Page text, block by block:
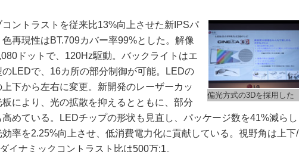
偏光方式の3Dを採用した
ントラストを従来比13%向上させた新IPSパ
再現性はBT.709カバー率99%とした。解像
ドットで、120Hz駆動。バックライトはエ
のLEDで、16カ所の部分制御が可能。LEDの
下から左右に変更。新開発のレーザーカッ
により、光の拡散を抑えるとともに、部分
めている。LEDチップの形状も見直し、パッケージ数を41%減らし
率を2.25%向上させ、低消費電力化に貢献している。視野角は上下/
イナミックコントラスト比は500万:1。